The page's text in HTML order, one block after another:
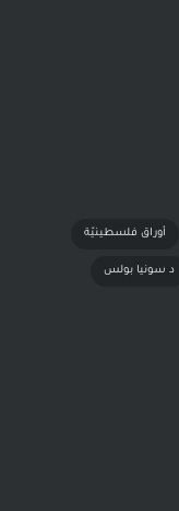
أوراق فلسطينيّة
د سونيا بولس